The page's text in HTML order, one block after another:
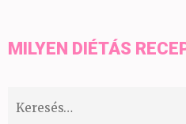
MILYEN DIÉTÁS
Keresés: